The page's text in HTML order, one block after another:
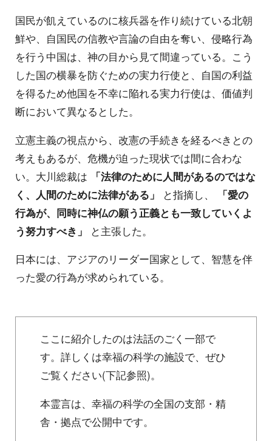
国民が飢えているのに核兵器を作り続けている北朝
鮮や、自国民の信教や言論の自由を奪い、侵略行為
を行う中国は、神の目から見て間違っている。こう
した国の横暴を防ぐための実力行使と、自国の利益
を得るため他国を不幸に陥れる実力行使は、価値判
断において異なるとした。
立憲主義の視点から、改憲の手続きを経るべきとの
考えもあるが、危機が迫った現状では間に合わな
い。大川総裁は
「法律のために人間があるのではな
く、人間のために法律がある」
と指摘し、
「愛の
行為が、同時に神仏の願う正義とも一致していくよ
う努力すべき」
と主張した。
日本には、アジアのリーダー国家として、智慧を伴
った愛の行為が求められている。
ここに紹介したのは法話のごく一部で
す。詳しくは幸福の科学の施設で、ぜひ
ご覧ください(下記参照)。
本霊言は、幸福の科学の全国の支部・精
舎・拠点で公開中です。